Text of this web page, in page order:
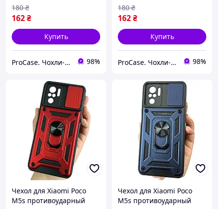
162₴
180 ₴
Купить
ProCase. Чохли-книжки 98%
162₴
180 ₴
Купить
ProCase. Чохли-книжки 98%
Чехол для Xiaomi Poco
M5s противоударный
Чехол для Xiaomi Poco
M5s противоударный